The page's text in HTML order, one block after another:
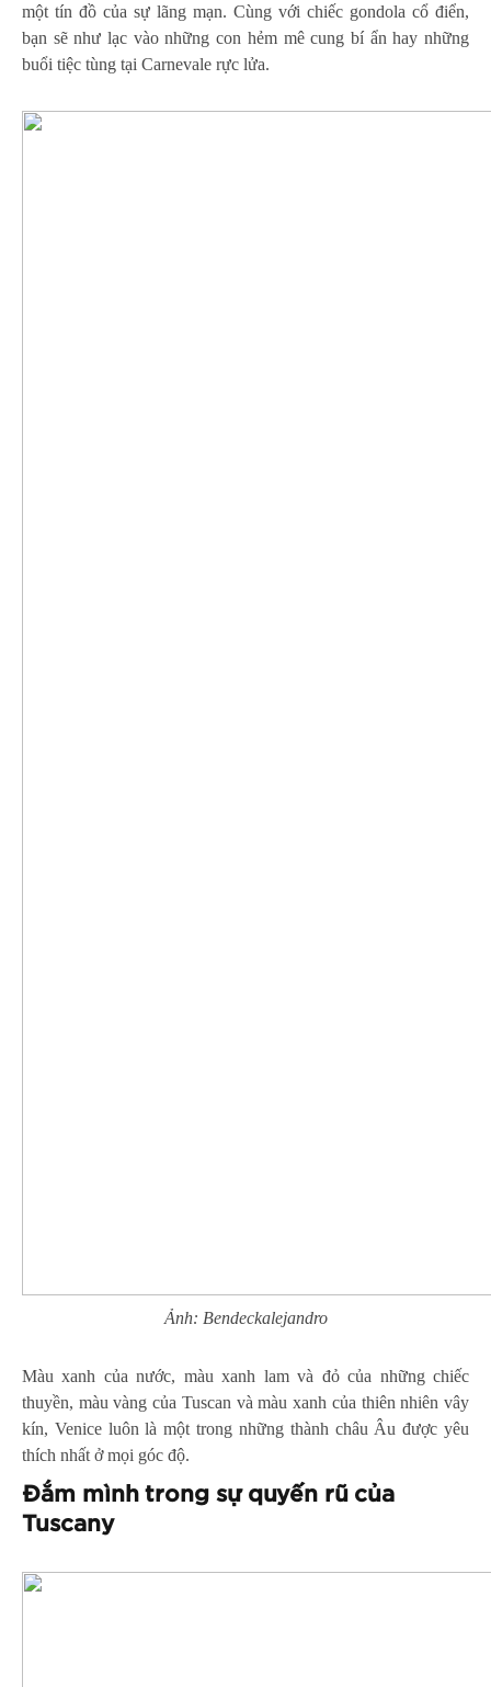
một tín đồ của sự lãng mạn. Cùng với chiếc gondola cổ điển,
bạn sẽ như lạc vào những con hẻm mê cung bí ẩn hay những
buổi tiệc tùng tại Carnevale rực lửa.
Ảnh: Bendeckalejandro
Màu xanh của nước, màu xanh lam và đỏ của những chiếc
thuyền, màu vàng của Tuscan và màu xanh của thiên nhiên vây
kín, Venice luôn là một trong những thành châu Âu được yêu
thích nhất ở mọi góc độ.
Đắm mình trong sự quyến rũ của
Tuscany